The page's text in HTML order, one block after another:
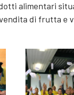
alimentari
di frutta e